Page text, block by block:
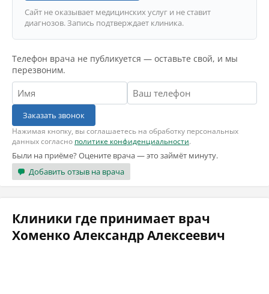
Сайт не оказывает медицинских услуг и не ставит
диагнозов. Запись подтверждает клиника.
Телефон врача не публикуется — оставьте свой, и мы
перезвоним.
Заказать звонок
Нажимая кнопку, вы соглашаетесь на обработку персональных
данных согласно политике конфиденциальности.
Были на приёме? Оцените врача — это займёт минуту.
Добавить отзыв на врача
Клиники где принимает врач
Хоменко Александр Алексеевич